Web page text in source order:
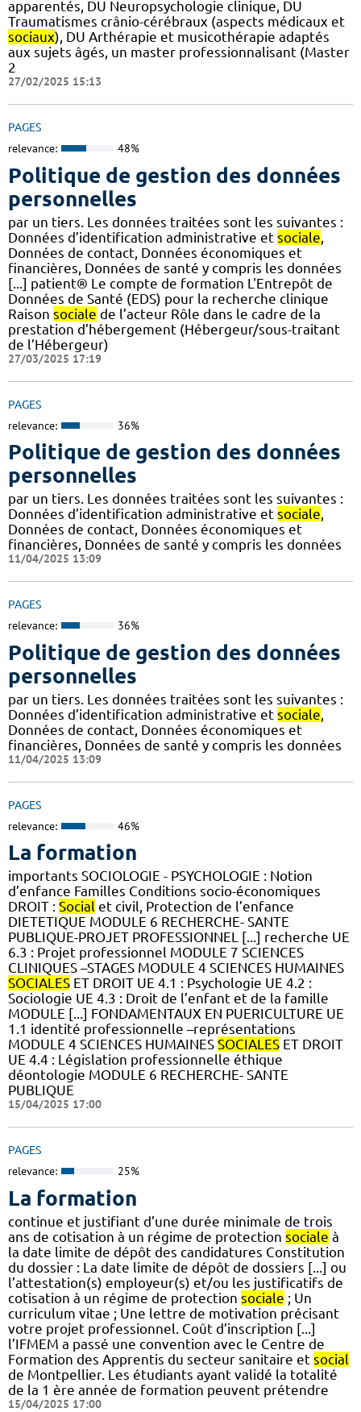
apparentés, DU Neuropsychologie clinique, DU
Traumatismes crânio-cérébraux (aspects médicaux et
sociaux), DU Arthérapie et musicothérapie adaptés
aux sujets âgés, un master professionnalisant (Master
2
27/02/2025 15:13
PAGES
relevance: 48%
Politique de gestion des données
personnelles
par un tiers. Les données traitées sont les suivantes :
Données d’identification administrative et sociale
Données de contact, Données économiques et
financières, Données de santé y compris les données
[...] patient® Le compte de formation L'Entrepôt de
Données de Santé (EDS) pour la recherche clinique
Raison sociale de l’acteur Rôle dans le cadre de la
prestation d’hébergement (Hébergeur/sous-traitant
de l’Hébergeur)
27/03/2025 17:19
PAGES
relevance: 36%
Politique de gestion des données
personnelles
par un tiers. Les données traitées sont les suivantes :
Données d’identification administrative et sociale,
Données de contact, Données économiques et
financières, Données de santé y compris les données
11/04/2025 13:09
PAGES
relevance: 36%
Politique de gestion des données
personnelles
par un tiers. Les données traitées sont les suivantes :
Données d’identification administrative et sociale
Données de contact, Données économiques et
financières, Données de santé y compris les données
11/04/2025 13:09
PAGES
relevance: 46%
La formation
importants SOCIOLOGIE - PSYCHOLOGIE : Notion
d’enfance Familles Conditions socio-économiques
DROIT : Social et civil, Protection de l’enfance
DIETETIQUE MODULE 6 RECHERCHE- SANTE
PUBLIQUE-PROJET PROFESSIONNEL [...] recherche UE
6.3 : Projet professionnel MODULE 7 SCIENCES
CLINIQUES –STAGES MODULE 4 SCIENCES HUMAINES
SOCIALES ET DROIT UE 4.1 : Psychologie UE 4.2 :
Sociologie UE 4.3 : Droit de l’enfant et de la famille
MODULE [...] FONDAMENTAUX EN PUERICULTURE UE
1.1 identité professionnelle –représentations
MODULE 4 SCIENCES HUMAINES SOCIALES ET DROIT
UE 4.4 : Législation professionnelle éthique
déontologie MODULE 6 RECHERCHE- SANTE
PUBLIQUE
15/04/2025 17:00
PAGES
relevance: 25%
La formation
continue et justifiant d’une durée minimale de trois
ans de cotisation à un régime de protection sociale à
la date limite de dépôt des candidatures Constitution
du dossier : La date limite de dépôt de dossiers [...] ou
l’attestation(s) employeur(s) et/ou les justificatifs de
cotisation à un régime de protection sociale ; Un
curriculum vitae ; Une lettre de motivation précisant
votre projet professionnel. Coût d’inscription [...]
l’IFMEM a passé une convention avec le Centre de
Formation des Apprentis du secteur sanitaire et social
de Montpellier. Les étudiants ayant validé la totalité
de la 1 ère année de formation peuvent prétendre
15/04/2025 17:00